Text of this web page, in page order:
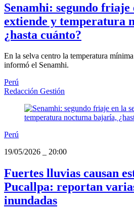
Senamhi: segundo friaje
extiende y temperatura
¿hasta cuánto?
En la selva centro la temperatura
informó el Senamhi.
Perú
Redacción Gestión
Perú
19/05/2026
20:00
Fuertes lluvias causan
Pucallpa: reportan
inundadas